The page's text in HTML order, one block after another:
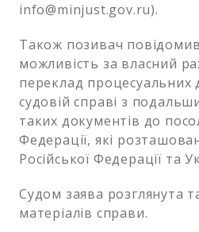
info@minjust.gov.ru).
Також позивач
можливість за власний
переклад процесуальних
судовій справі з
таких документів до
Федерації, які
Російської Федерації та
Судом заява розглянута
матеріалів справи.